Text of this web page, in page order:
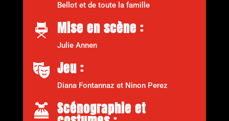
Bellot et de toute la famille
Mise en scène :
Julie Annen
Jeu :
Diana Fontannaz et Ninon Perez
Scénographie et